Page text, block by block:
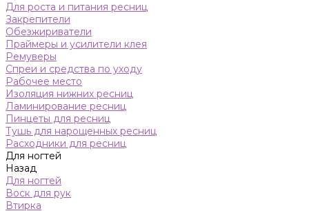
Для роста и питания ресниц
Закрепители
Обезжириватели
Праймеры и усилители клея
Ремуверы
Спреи и средства по уходу
Рабочее место
Изоляция нижних ресниц
Ламинирование ресниц
Пинцеты для ресниц
Тушь для нарощенных ресниц
Расходники для ресниц
Для ногтей
Назад
Для ногтей
Воск для рук
Втирка